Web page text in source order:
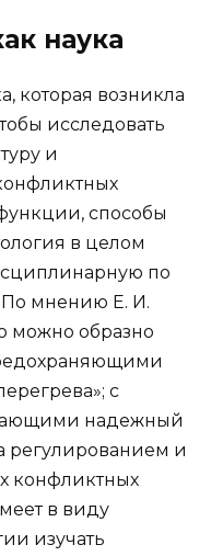
наука
которая возникла
исследовать
и
способы
в целом
по
По мнению Е. И.
можно образно
с
надежный
регулированием и
конфликтных
в виду
изучать